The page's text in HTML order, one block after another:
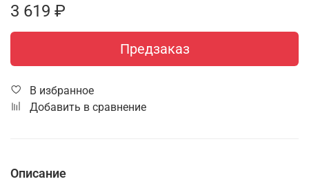
3 619 ₽
Предзаказ
В избранное
Добавить в сравнение
Описание